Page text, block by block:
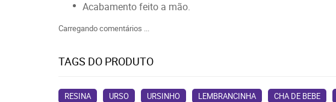
Acabamento feito a mão.
Carregando comentários ...
TAGS DO PRODUTO
RESINA URSO URSINHO LEMBRANCINHA CHA DE BEBE